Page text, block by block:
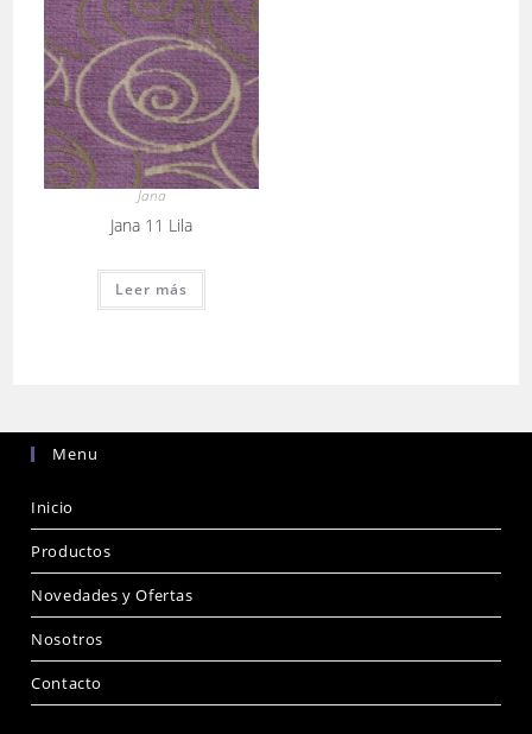
Jana
Jana 11 Lila
Leer más
Menu
Inicio
Productos
Novedades y Ofertas
Nosotros
Contacto